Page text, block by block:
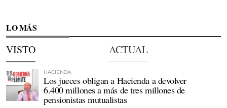
LO MÁS
VISTO ACTUAL
HACIENDA
Los jueces obligan a Hacienda a devolver
6.400 millones a más de tres millones de
pensionistas mutualistas